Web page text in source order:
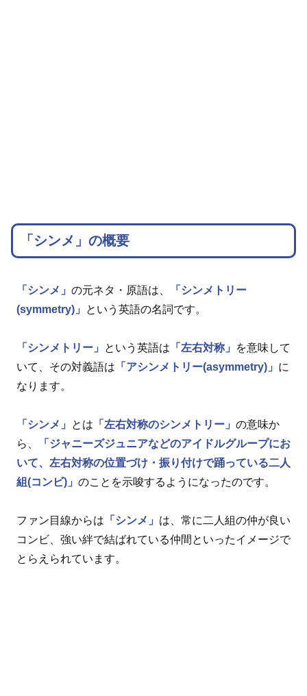
「シンメ」の概要
「シンメ」 の元ネタ・原語は、
「シンメトリー
(symmetry)」
という英語の名詞です。
「シンメトリー」 という英語は 「左右対称」
を意味して
いて、その対義語は 「アシンメトリー(asymmetry)」 に
なります。
「シンメ」 とは 「左右対称のシンメトリー」 の意味か
ら、
「ジャニーズジュニアなどのアイドルグループにお
いて、左右対称の位置づけ・振り付けで踊っている二人
組(コンビ)」 のことを示唆するようになったのです。
ファン目線からは 「シンメ」 は、常に二人組の仲が良い
コンビ、強い絆で結ばれている仲間といったイメージで
とらえられています。